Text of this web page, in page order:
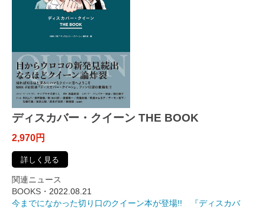
ディスカバー・クイーン THE BOOK
2,970円
詳しく見る
関連ニュース
BOOKS・ 2022.08.21
今までになかった切り口のクイーン本が登場!! 『ディスカバ